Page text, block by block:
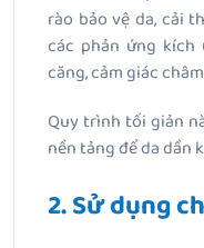
rào bảo vệ da, cải
các phản ứng
căng, cảm giác
Quy trình tối giản
nền tảng để da dần
2. Sử dụng